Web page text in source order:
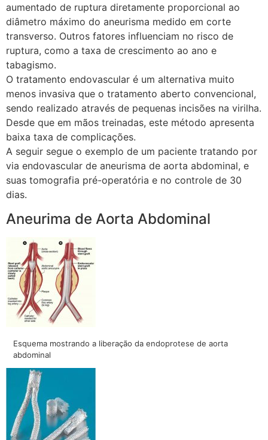
aumentado de ruptura diretamente proporcional ao
diâmetro máximo do aneurisma medido em corte
transverso. Outros fatores influenciam no risco de
ruptura, como a taxa de crescimento ao ano e
tabagismo.
O tratamento endovascular é um alternativa muito
menos invasiva que o tratamento aberto convencional,
sendo realizado através de pequenas incisões na virilha.
Desde que em mãos treinadas, este método apresenta
baixa taxa de complicações.
A seguir segue o exemplo de um paciente tratando por
via endovascular de aneurisma de aorta abdominal, e
suas tomografia pré-operatória e no controle de 30
dias.
Aneurima de Aorta Abdominal
Esquema mostrando a liberação da endoprotese de aorta
abdominal